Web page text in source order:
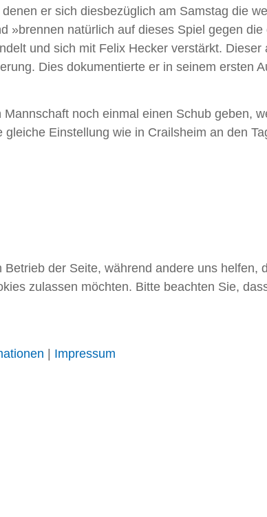
er sich diesbezüglich am Samstag die
natürlich auf dieses Spiel gegen
und sich mit Felix Hecker verstärkt.
Dies dokumentierte er in seinem ersten
noch einmal einen Schub geben,
Einstellung wie in Crailsheim an den
der Seite, während andere uns helfen,
zulassen möchten. Bitte beachten Sie,
Impressum